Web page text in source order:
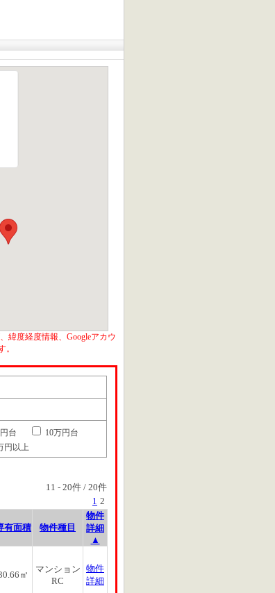
緯度経度情報、Googleアカウ
。
台
10万円台
円以上
11 - 20件 / 20件
1 2
有面積 物件種目
物件
詳細
▲
㎡
マンション
RC
物件
詳細